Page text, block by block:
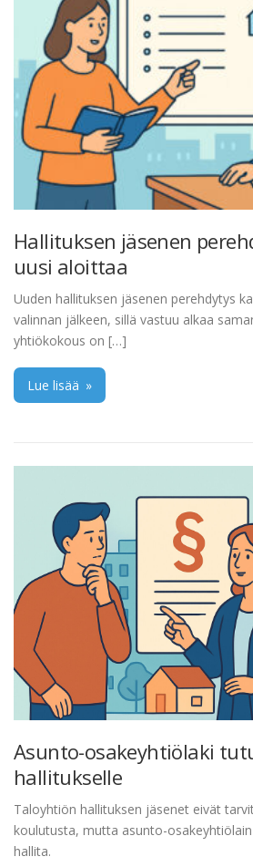
Hallituksen jäsenen
uusi aloittaa
Uuden hallituksen jäsenen perehdytys
valinnan jälkeen, sillä vastuu alkaa
yhtiökokous on […]
Lue lisää »
Asunto-osakeyhtiölaki
hallitukselle
Taloyhtiön hallituksen jäsenet eivät
koulutusta, mutta asunto-
hallita.